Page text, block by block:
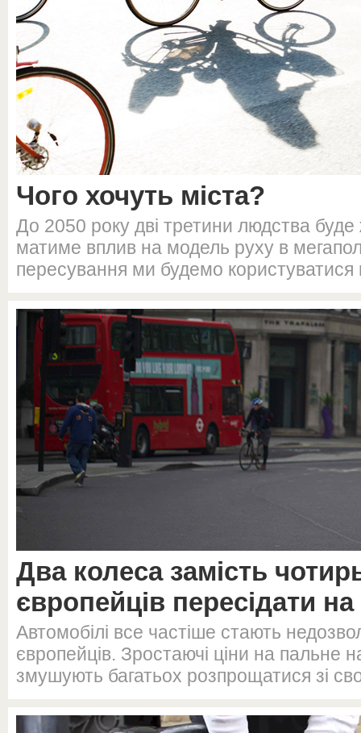
Чого хочуть міста?
До 2050 року дві третини людства
матиме вплив на модель руху в
пересування ми будемо
Два колеса замість
європейців пересідати
Автомобілі все частіше стають
європейців. Зростаючі ціни на пальне
змушують багатьох розпрощатися зі